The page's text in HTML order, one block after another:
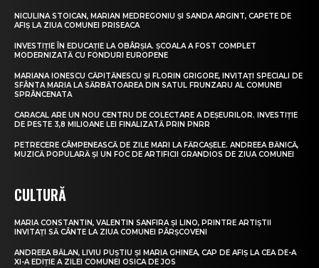
NICULINA STOICAN, MARIAN MEDREGONIU ȘI SANDA ARGINT, CAPETE DE
AFIȘ LA ZIUA COMUNEI PRISEACA
INVESTIȚIE ÎN EDUCAȚIE LA OBÂRȘIA. ȘCOALA A FOST COMPLET
MODERNIZATĂ CU FONDURI EUROPENE
MARIANA IONESCU CĂPITĂNESCU ȘI FLORIN GRIGORE, INVITAȚI SPECIALI DE
SFÂNTA MARIA LA SĂRBĂTOAREA DIN SATUL FRUNZARU AL COMUNEI
SPRÂNCENATA
CARACAL ARE UN NOU CENTRU DE COLECTARE A DEȘEURILOR. INVESTIȚIE
DE PESTE 3,8 MILIOANE LEI FINALIZATĂ PRIN PNRR
PETRECERE CÂMPENEASCĂ DE ZILE MARI LA FĂRCAȘELE. ANDREEA BĂNICĂ,
MUZICĂ POPULARĂ ȘI UN FOC DE ARTIFICII GRANDIOS DE ZIUA COMUNEI
CULTURĂ
MARIA CONSTANTIN, VALENTIN SANFIRA ȘI LINO, PRINTRE ARTIȘTII
INVITAȚI SĂ CÂNTE LA ZIUA COMUNEI PÂRȘCOVENI
ANDREEA BĂLAN, LIVIU PUȘTIU ȘI MARIA GHINEA, CAP DE AFIȘ LA CEA DE-A
XI-A EDIȚIE A ZILEI COMUNEI OSICA DE JOS